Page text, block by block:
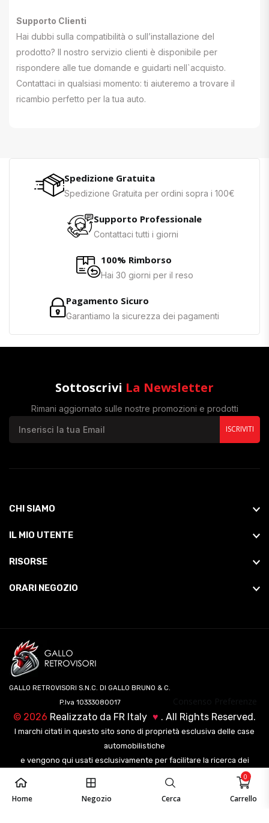
Home Negozio Cerca Carrello
0
Supporto Clienti
Hai dubbi sulla compatibilità o sull’installazione del
prodotto? Il nostro servizio clienti è disponibile per
rispondere alle tue domande e guidarti nell`acquisto.
Contattaci in qualsiasi momento: ti aiuteremo a trovare il
ricambio perfetto per la tua auto.
Spedizione Gratuita
Spedizione Gratuita per ordini sopra i 100€
Supporto Professionale
Contattaci tutti i giorni
100% Rimborso
Hai 30 giorni per il reso
Pagamento Sicuro
Garantiamo la sicurezza dei pagamenti
Sottoscrivi La Newsletter
Rimani aggiornato sulle nostre promozioni e prodotti
ISCRIVITI
CHI SIAMO
IL MIO UTENTE
RISORSE
ORARI NEGOZIO
GALLO RETROVISORI S.N.C. DI GALLO BRUNO & C.
P.Iva 10333080017
© 2026 Realizzato da FR Italy ♥ . All Rights Reserved.
I marchi citati in questo sito sono di proprietà esclusiva delle case
automobilistiche
e vengono qui usati esclusivamente per facilitare la ricerca dei